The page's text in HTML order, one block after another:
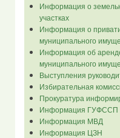
Информация о
участках
Информация о
муниципального
Информация об
муниципального
Выступления
Избирательная
Прокуратура
Информация ГУФССП
Информация МВД
Информация ЦЗН